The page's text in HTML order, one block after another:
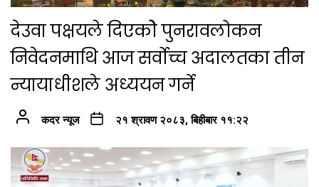
देउवा पक्षयले दिएकोे पुनरावलोकन
निवेदनमाथि आज सर्वोच्च अदालतका तीन
न्यायाधीशले अध्ययन गर्ने
कदर न्यूज २१ श्रावण २०८३, बिहीबार ११:२२